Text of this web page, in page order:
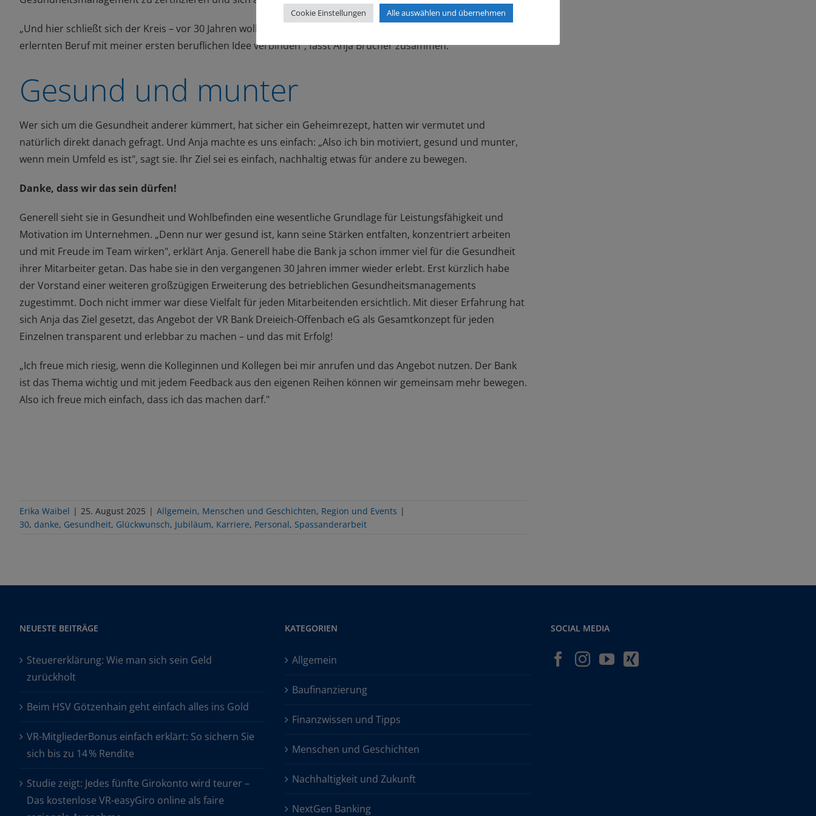
„Und hier schließt sich der Kreis – vor 30 Jahren wollte ich ins Gesundheitswesen. Jetzt kann ich
erlernten Beruf mit meiner ersten beruflichen Idee verbinden", fasst Anja Brücher zusammen.
Gesund und munter
Wer sich um die Gesundheit anderer kümmert, hat sicher ein Geheimrezept, hatten wir vermutet und
natürlich direkt danach gefragt. Und Anja machte es uns einfach: „Also ich bin motiviert, gesund und munter,
wenn mein Umfeld es ist", sagt sie. Ihr Ziel sei es einfach, nachhaltig etwas für andere zu bewegen.
Danke, dass wir das sein dürfen!
Generell sieht sie in Gesundheit und Wohlbefinden eine wesentliche Grundlage für Leistungsfähigkeit und
Motivation im Unternehmen. „Denn nur wer gesund ist, kann seine Stärken entfalten, konzentriert arbeiten
und mit Freude im Team wirken", erklärt Anja. Generell habe die Bank ja schon immer viel für die Gesundheit
ihrer Mitarbeiter getan. Das habe sie in den vergangenen 30 Jahren immer wieder erlebt. Erst kürzlich habe
der Vorstand einer weiteren großzügigen Erweiterung des betrieblichen Gesundheitsmanagements
zugestimmt. Doch nicht immer war diese Vielfaltfür jeden Mitarbeitenden ersichtlich. Mit dieser Erfahrung hat
sich Anja das Ziel gesetzt, das Angebot der VR Bank Dreieich-Offenbach eG als Gesamtkonzeptfür jeden
Einzelnen transparent und erlebbar zu machen – und das mit Erfolg!
„Ich freue mich riesig, wenn die Kolleginnen und Kollegen bei mir anrufen und das Angebot nutzen. Der Bank
ist das Thema wichtig und mit jedem Feedback aus den eigenen Reihen können wir gemeinsam mehr bewegen.
Also ich freue mich einfach, dass ich das machen darf."
Erika Waibel | 25. August 2025 | Allgemein, Menschen und Geschichten, Region und Events |
30, danke, Gesundheit, Glückwunsch, Jubiläum, Karriere, Personal, Spassanderarbeit
NEUESTE BEITRÄGE
Steuererklärung: Wie man sich sein Geld
zurückholt
Beim HSV Götzenhain geht einfach alles ins Gold
VR-MitgliederBonus einfach erklärt: So sichern Sie
sich bis zu 14 % Rendite
Studie zeigt: Jedes fünfte Girokonto wird teurer –
Das kostenlose VR-easyGiro online als faire
KATEGORIEN
Allgemein
Baufinanzierung
Finanzwissen und Tipps
Menschen und Geschichten
Nachhaltigkeit und Zukunft
NextGen Banking
SOCIAL MEDIA
Cookie Einstellungen Alle auswählen und übernehmen